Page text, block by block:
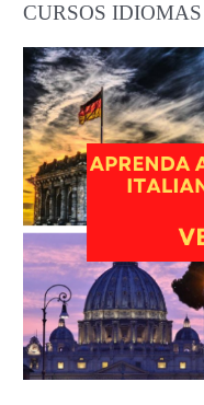
CURSOS IDIOMAS